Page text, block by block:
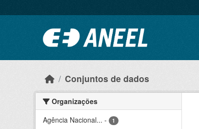
Conjuntos de dados
Organizações
Agência Nacional... - 1